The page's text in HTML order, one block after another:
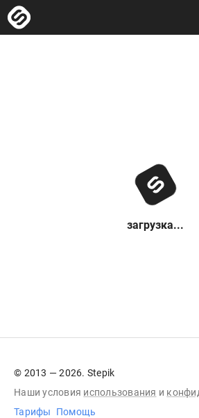
загрузка...
© 2013 — 2026. Stepik
Наши условия использования и
Тарифы
Помощь